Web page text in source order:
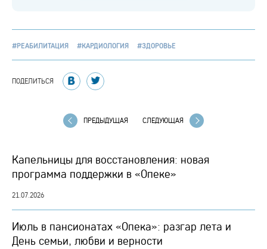
#РЕАБИЛИТАЦИЯ #КАРДИОЛОГИЯ #ЗДОРОВЬЕ
ПОДЕЛИТЬСЯ
ПРЕДЫДУЩАЯ СЛЕДУЮЩАЯ
Капельницы для восстановления: новая
программа поддержки в «Опеке»
21.07.2026
Июль в пансионатах «Опека»: разгар лета и
День семьи, любви и верности